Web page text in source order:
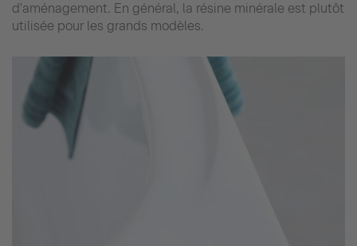
d'aménagement. En général, la résine minérale est plutôt
utilisée pour les grands modèles.